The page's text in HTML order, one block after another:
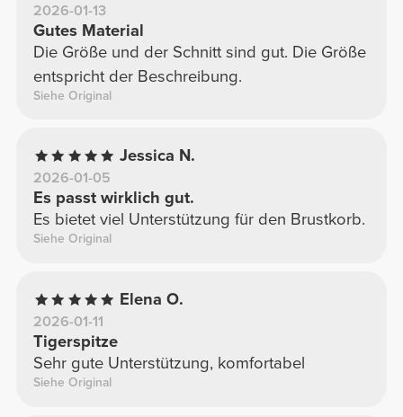
2026-01-13
Gutes Material
Die Größe und der Schnitt sind gut. Die Größe
entspricht der Beschreibung.
Siehe Original
Jessica N.
2026-01-05
Es passt wirklich gut.
Es bietet viel Unterstützung für den Brustkorb.
Siehe Original
Elena O.
2026-01-11
Tigerspitze
Sehr gute Unterstützung, komfortabel
Siehe Original